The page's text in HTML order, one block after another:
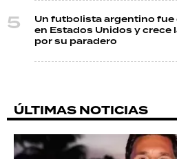
Un futbolista argentino fue
en Estados Unidos y crece
por su paradero
ÚLTIMAS NOTICIAS